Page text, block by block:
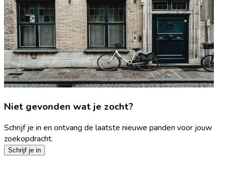
Niet gevonden wat je zocht?
Schrijf je in en ontvang de laatste nieuwe panden voor jouw
zoekopdracht.
Schrijf je in